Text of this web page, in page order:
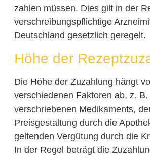
zahlen müssen. Dies gilt in der
verschreibungspflichtige
Deutschland gesetzlich geregelt.
Höhe der
Die Höhe der Zuzahlung hängt
verschiedenen Faktoren ab, z.
verschriebenen Medikaments,
Preisgestaltung durch die
geltenden Vergütung durch die
In der Regel beträgt die